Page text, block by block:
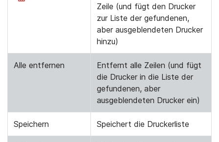
Zeile (und fügt den Drucker
zur Liste der gefundenen,
aber ausgeblendeten Drucker
hinzu)
Alle entfernen
Entfernt alle Zeilen (und fügt
die Drucker in die Liste der
gefundenen, aber
ausgeblendeten Drucker ein)
Speichern Speichert die Druckerliste